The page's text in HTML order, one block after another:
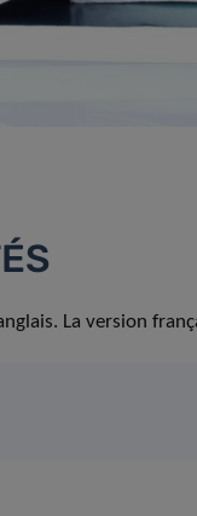
La version